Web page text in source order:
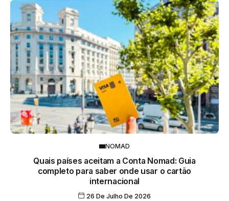
NOMAD
Quais países aceitam a Conta Nomad: Guia
completo para saber onde usar o cartão
internacional
26 De Julho De 2026